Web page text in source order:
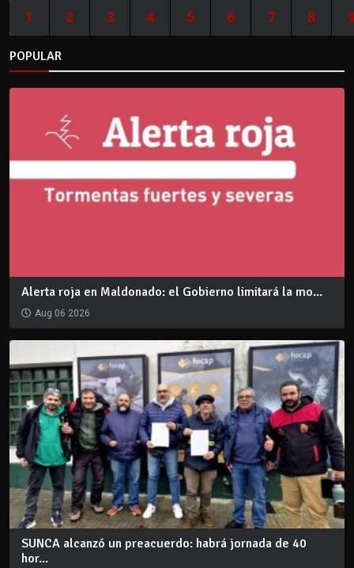
1 2 3 4 5 6 7 8
POPULAR
Alerta roja en Maldonado: el Gobierno limitará la mo...
Aug 06 2026
SUNCA alcanzó un preacuerdo: habrá jornada de 40
hor...